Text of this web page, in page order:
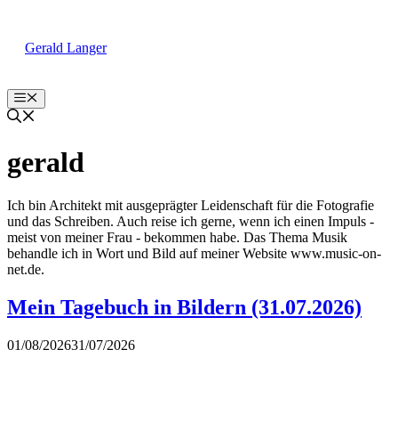
Gerald Langer
Menü
gerald
Ich bin Architekt mit ausgeprägter Leidenschaft für die Fotografie
und das Schreiben. Auch reise ich gerne, wenn ich einen Impuls -
meist von meiner Frau - bekommen habe. Das Thema Musik
behandle ich in Wort und Bild auf meiner Website www.music-on-
net.de.
Mein Tagebuch in Bildern (31.07.2026)
01/08/202631/07/2026